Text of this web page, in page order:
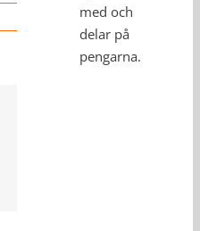
med och
delar på
pengarna.